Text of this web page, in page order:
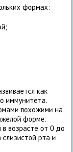
формах:
как
иммунитета.
похожими на
форме.
возрасте от 0 до
слизистой рта и